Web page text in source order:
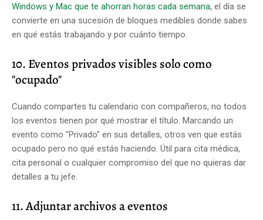
Windows y Mac que te ahorran horas cada semana, el día se
convierte en una sucesión de bloques medibles donde sabes
en qué estás trabajando y por cuánto tiempo.
10. Eventos privados visibles solo como
"ocupado"
Cuando compartes tu calendario con compañeros, no todos
los eventos tienen por qué mostrar el título. Marcando un
evento como "Privado" en sus detalles, otros ven que estás
ocupado pero no qué estás haciendo. Útil para cita médica,
cita personal o cualquier compromiso del que no quieras dar
detalles a tu jefe.
11. Adjuntar archivos a eventos